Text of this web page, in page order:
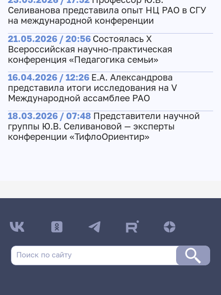
Селиванова представила опыт НЦ РАО в СГУ
на международной конференции
21.05.2026 / 20:56 Состоялась X
Всероссийская научно-практическая
конференция «Педагогика семьи»
16.04.2026 / 12:26 Е.А. Александрова
представила итоги исследования на V
Международной ассамблее РАО
18.03.2026 / 07:48 Представители научной
группы Ю.В. Селивановой — эксперты
конференции «ТифлоОриентир»